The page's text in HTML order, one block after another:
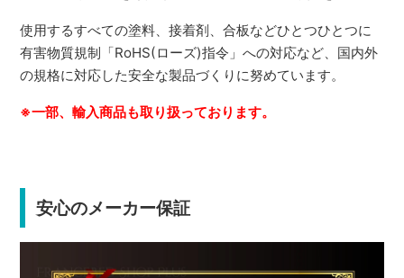
使用するすべての塗料、接着剤、合板などひとつひとつに
有害物質規制「RoHS(ローズ)指令」への対応など、国内外
の規格に対応した安全な製品づくりに努めています。
※一部、輸入商品も取り扱っております。
安心のメーカー保証